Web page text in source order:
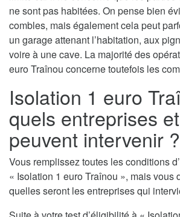
ne sont pas habitées. On pense bien
combles, mais également cela peut
un garage attenant l’habitation, aux
voire à une cave. La majorité des
euro Traînou concerne toutefois les
Isolation 1 euro
quels entreprises
peuvent intervenir ?
Vous remplissez toutes les conditions
« Isolation 1 euro Traînou », mais vous
quelles seront les entreprises qui